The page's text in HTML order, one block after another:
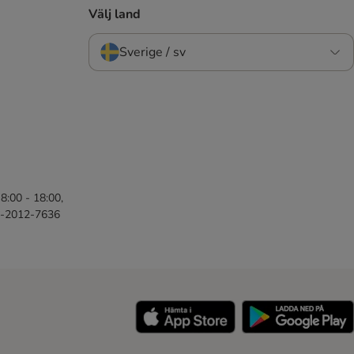
- 18:00,
2012-7636
Välj land
Sverige / sv